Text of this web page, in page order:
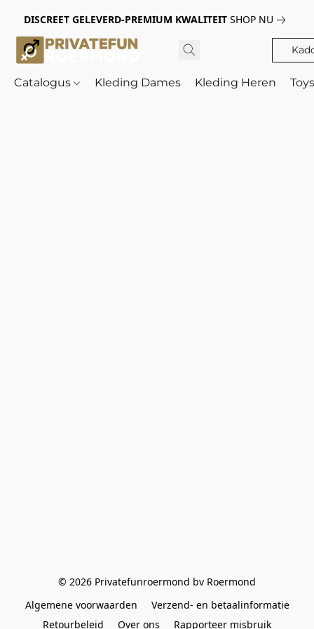
DISCREET GELEVERD-PREMIUM KWALITEIT SHOP NU
Catalogus Kleding Dames Kleding Heren
© 2026 Privatefunroermond bv Roermond
Algemene voorwaarden
Verzend- en betaalinformatie
Retourbeleid
Over ons Rapporteer misbruik